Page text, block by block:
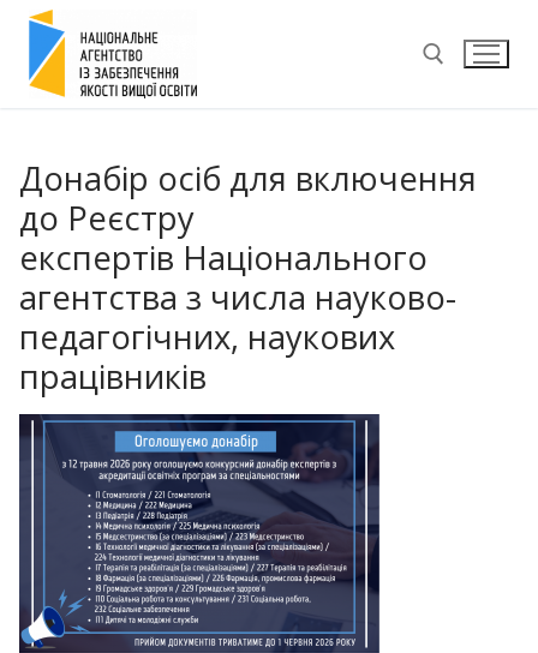
Перейти
вмісту
Донабір осіб для включення
до Реєстру
експертів Національного
агентства з числа науково-
педагогічних, наукових
працівників